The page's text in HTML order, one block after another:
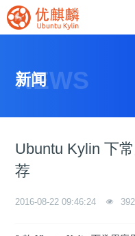
NEWS
新闻
Ubuntu Kylin 下
荐
2016-08-22 09:46:24